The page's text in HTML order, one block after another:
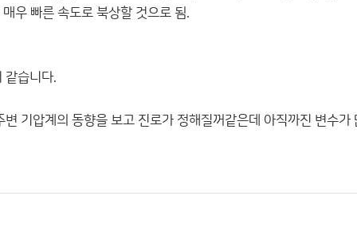
우 빠른 속도로 북상할 것으로 됨.
같습니다.
기압계의 동향을 보고 진로가 정해질꺼같은데 아직까진 변수가